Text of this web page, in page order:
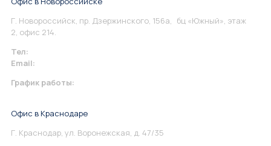
Г. Новороссийск, пр. Дзержинского, 156а, бц «Южный», этаж
2, офис 214.
Тел:
Email:
График работы:
Офис в Краснодаре
Г. Краснодар, ул. Воронежская, д. 47/35